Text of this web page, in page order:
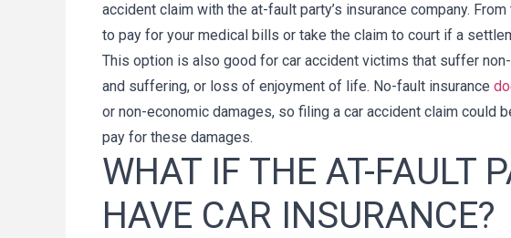
accident claim with the at-fault party’s insurance company.
to pay for your medical bills or take the claim to court if a
This option is also good for car accident victims that suffer
and suffering, or loss of enjoyment of life. No-fault insurance
or non-economic damages, so filing a car accident claim could
pay for these damages.
WHAT IF THE AT-FAULT
HAVE CAR INSURANCE?